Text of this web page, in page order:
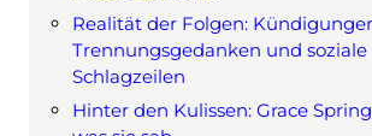
Realität der Folgen:
Trennungsgedanken und soziale
Schlagzeilen
Hinter den Kulissen: Grace